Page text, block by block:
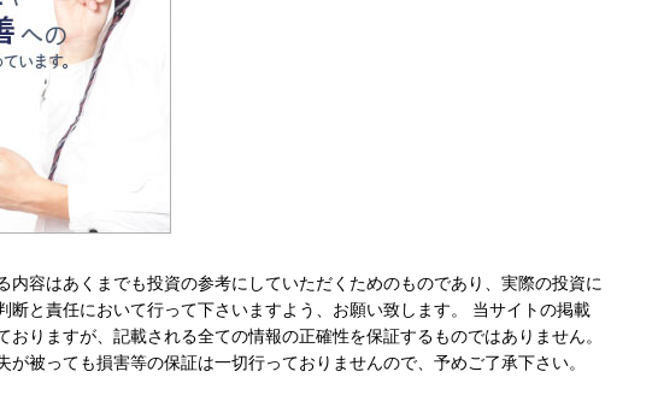
内容はあくまでも投資の参考にしていただくためのものであり、実際の投資に
断と責任において行って下さいますよう、お願い致します。 当サイトの掲載
おりますが、記載される全ての情報の正確性を保証するものではありません。
が被っても損害等の保証は一切行っておりませんので、予めご了承下さい。